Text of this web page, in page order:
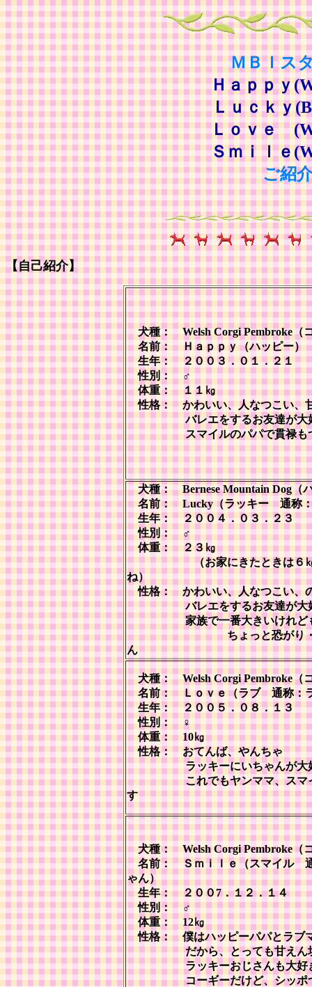
ＭＢＩス
Ｈａｐｐｙ
Ｌｕｃｋｙ
Ｌｏｖｅ
Ｓｍｉｌｅ
ご紹
【自己紹介】
犬種： Welsh Corgi Pembroke（
名前： Ｈａｐｐｙ（ハッピー）
生年： ２００３．０１．２１
性別： ♂
体重： １１㎏
性格： かわいい、人なつこい、
バレエをするお友達が大
スマイルのパパで貫禄もつ
犬種： Bernese Mountain Dog（
名前： Lucky（ラッキー 通称：
生年： ２００４．０３．２３
性別： ♂
体重： ２３㎏
（お家にきたときは６㎏
ね）
性格： かわいい、人なつこい、
バレエをするお友達が大
家族で一番大きいけれど
ちょっと恐がり・ド
ん
犬種： Welsh Corgi Pembroke（
名前： Ｌｏｖｅ（ラブ 通称：
生年： ２００５．０８．１３
性別： ♀
体重： 10㎏
性格： おてんば、やんちゃ
ラッキーにいちゃんが大
これでもヤンママ、スマイ
す
犬種： Welsh Corgi Pembroke（
名前： Ｓｍｉｌｅ（スマイル
ゃん）
生年： ２００7．１２．１４
性別： ♂
体重： 12㎏
性格： 僕はハッピーパパとラブ
だから、とっても甘えん
ラッキーおじさんも大好
コーギーだけど、シッポ